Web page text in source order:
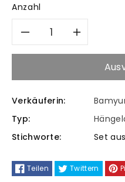
Anzahl
Verringere
Menge
für
4
Erhöhe
für
4
Verkäuferin:
Typ:
Stichworte:
Set
Teilen Twittern